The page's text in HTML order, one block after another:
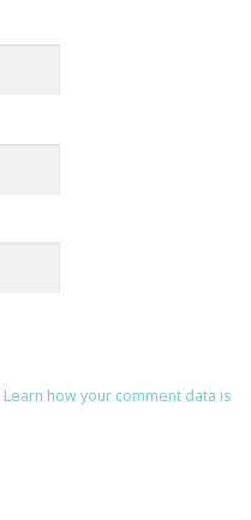
Learn how your comment data is